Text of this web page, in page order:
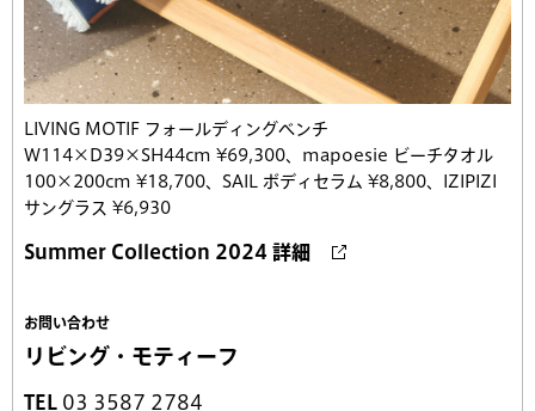
LIVING MOTIF フォールディングベンチ
W114×D39×SH44cm ¥69,300、mapoesie ビーチタオル
100×200cm ¥18,700、SAIL ボディセラム ¥8,800、IZIPIZI
サングラス ¥6,930
Summer Collection 2024 詳細
お問い合わせ
リビング・モティーフ
TEL 03 3587 2784